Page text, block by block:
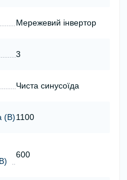
Мережевий інвертор
3
Чиста синусоїда
(В)1100
600